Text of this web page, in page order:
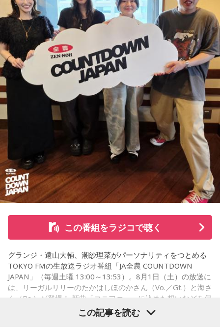
この番組をラジコで聴く
グランジ・遠山大輔、潮紗理菜がパーソナリティをつとめる
TOKYO FMの生放送ラジオ番組「JA全農 COUNTDOWN
JAPAN」（毎週土曜 13:00～13:53）。8月1日（土）の放送に
は、リーガルリリーのたかはしほのかさん（Vo.／Gt.）と海さ
ん（Ba.）が登場！ 新曲「コニファー」に込めた想いなどを伺
この記事を読む